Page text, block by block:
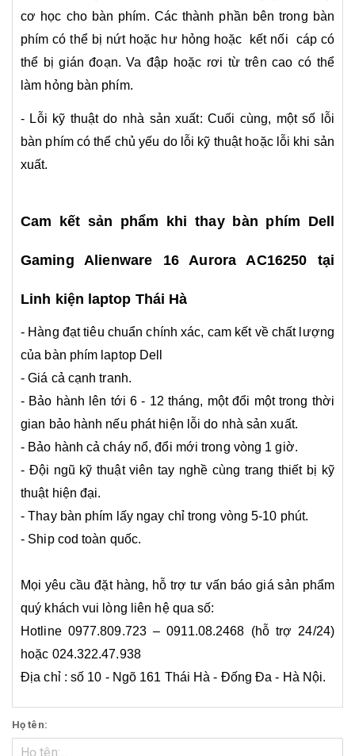
cơ học cho bàn phím. Các thành phần bên trong bàn
phím có thể bị nứt hoặc hư hỏng hoặc kết nối cáp có
thể bị gián đoạn. Va đập hoặc rơi từ trên cao có thể
làm hỏng bàn phím.
- Lỗi kỹ thuật do nhà sản xuất: Cuối cùng, một số lỗi
bàn phím có thể chủ yếu do lỗi kỹ thuật hoặc lỗi khi sản
xuất.
Cam kết sản phẩm khi thay bàn phím Dell
Gaming Alienware 16 Aurora AC16250 tại
Linh kiện laptop Thái Hà
- Hàng đạt tiêu chuẩn chính xác, cam kết về chất lượng
của bàn phím laptop Dell
- Giá cả cạnh tranh.
- Bảo hành lên tới 6 - 12 tháng, một đổi một trong thời
gian bảo hành nếu phát hiện lỗi do nhà sản xuất.
- Bảo hành cả cháy nổ, đổi mới trong vòng 1 giờ.
- Đội ngũ kỹ thuật viên tay nghề cùng trang thiết bị kỹ
thuật hiện đại.
- Thay bàn phím lấy ngay chỉ trong vòng 5-10 phút.
- Ship cod toàn quốc.
Mọi yêu cầu đặt hàng, hỗ trợ tư vấn báo giá sản phẩm
quý khách vui lòng liên hệ qua số:
Hotline 0977.809.723 – 0911.08.2468 (hỗ trợ 24/24)
hoặc 024.322.47.938
Địa chỉ : số 10 - Ngõ 161 Thái Hà - Đống Đa - Hà Nội.
Họ tên: